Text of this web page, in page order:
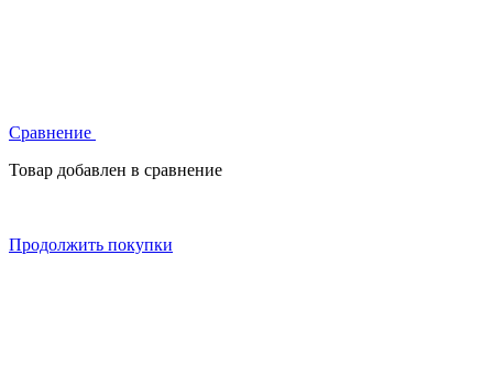
Сравнение
Товар добавлен в сравнение
Продолжить покупки